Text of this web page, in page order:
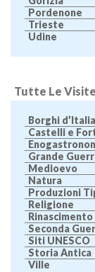
Pordenone
Trieste
Udine
Tutte Le
Borghi d’Italia
Castelli e
Grande
Medioevo
Natura
Produzioni
Religione
Rinascimento
Seconda
Siti UNESCO
Storia Antica
Ville